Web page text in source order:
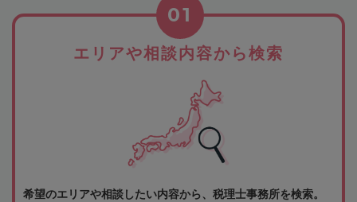
エリアや相談内容から検索
01
希望のエリアや相談したい内容から、税理士事務所を検索。